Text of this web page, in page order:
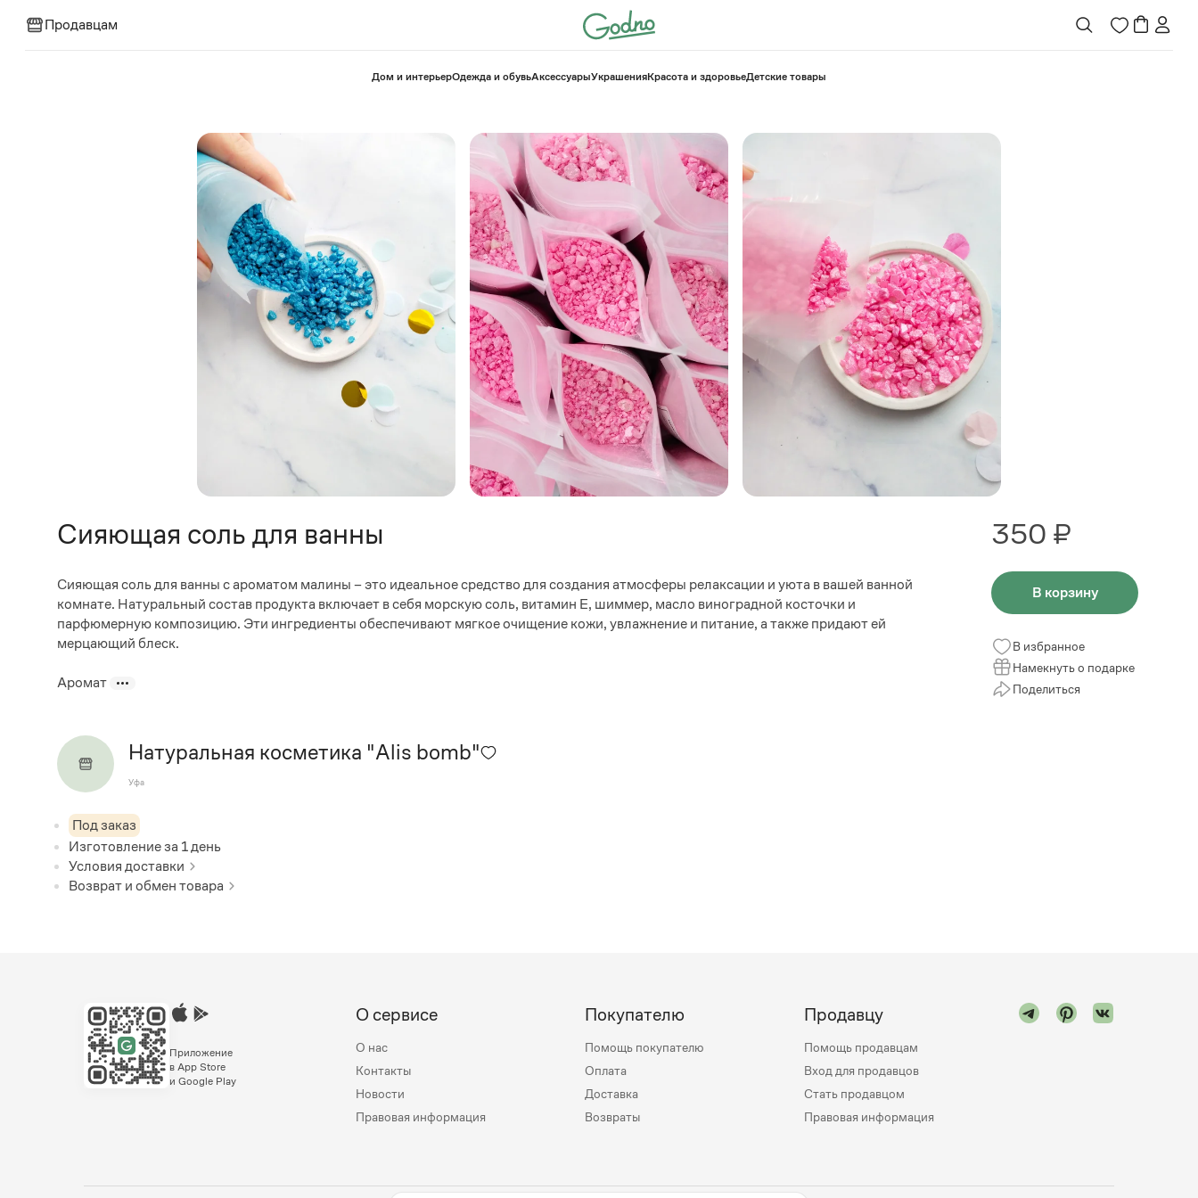
Продавцам
⁠Дом и интерьерОдежда и обувьАксессуарыУкрашенияКрасота и здоровье⁠Детские товары
Сияющая соль для ванны
Сияющая соль для ванны с ароматом малины – это идеальное средство для создания атмосферы релаксации и уюта в вашей ванной
комнате. Натуральный состав продукта включает в себя морскую соль, витамин Е, шиммер, масло виноградной косточки и
парфюмерную композицию. Эти ингредиенты обеспечивают мягкое очищение кожи, увлажнение и питание, а также придают ей
мерцающий блеск.
Аромат
Натуральная косметика "Alis bomb"
Уфа
Под заказ
Изготовление за 1день
Условия доставки
Возврат и обмен товара
350 ₽
В корзину
В избранное
Намекнуть о подарке
Поделиться
Приложение
в App Store
и Google Play
О сервисе
О нас
Контакты
Новости
Правовая информация
Покупателю
Помощь покупателю
Оплата
Доставка
Возвраты
Продавцу
Помощь продавцам
Вход для продавцов
Стать продавцом
Правовая информация